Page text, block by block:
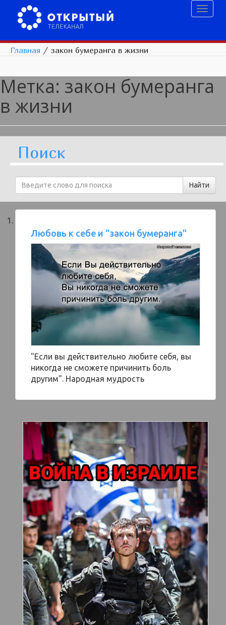
Главная / закон бумеранга в жизни
Метка: закон бумеранга
в жизни
Поиск
Любовь к себе и "закон бумеранга"
"Если вы действительно любите себя, вы
никогда не сможете причинить боль
другим". Народная мудрость